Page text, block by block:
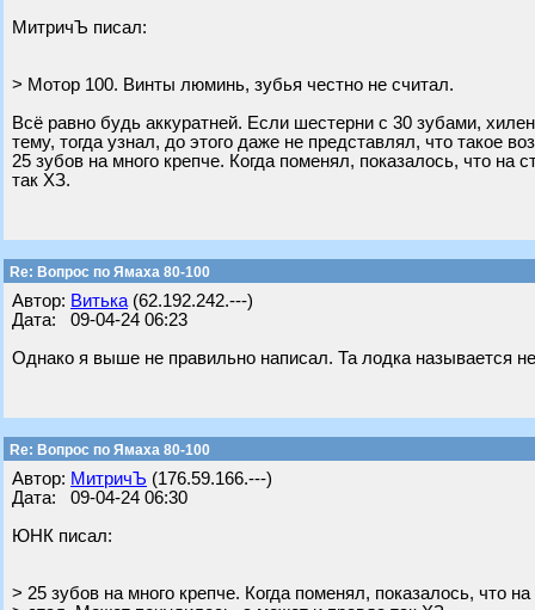
МитричЪ писал:
> Мотор 100. Винты люминь, зубья честно не считал.
Всё равно будь аккуратней. Если шестерни с 30 зубами,
тему, тогда узнал, до этого даже не представлял, что такое
25 зубов на много крепче. Когда поменял, показалось, что
так ХЗ.
Re: Вопрос по Ямаха 80-100
Автор: Витька (62.192.242.---)
Дата: 09-04-24 06:23
Однако я выше не правильно написал. Та лодка называется
Re: Вопрос по Ямаха 80-100
Автор: МитричЪ (176.59.166.---)
Дата: 09-04-24 06:30
ЮНК писал:
> 25 зубов на много крепче. Когда поменял, показалось, что